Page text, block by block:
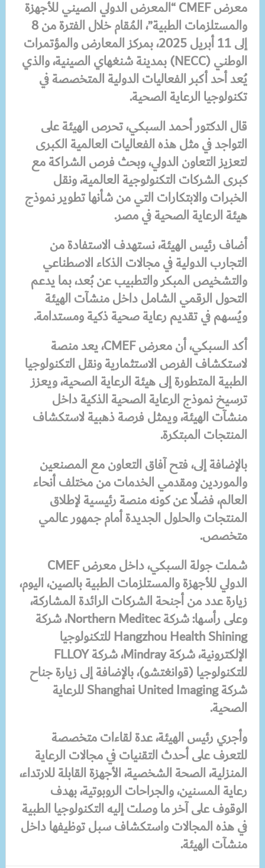
معرض CMEF “المعرض الدولي الصيني للأجهزة
والمستلزمات الطبية”، المُقام خلال الفترة من 8
إلى 11 أبريل 2025، بمركز المعارض والمؤتمرات
الوطني (NECC) بمدينة شنغهاي الصينية، والذي
يُعد أحد أكبر الفعاليات الدولية المتخصصة في
تكنولوجيا الرعاية الصحية.
قال الدكتور أحمد السبكي، تحرص الهيئة على
التواجد في مثل هذه الفعاليات العالمية الكبرى
لتعزيز التعاون الدولي، وبحث فرص الشراكة مع
كبرى الشركات التكنولوجية العالمية، ونقل
الخبرات والابتكارات التي من شأنها تطوير نموذج
هيئة الرعاية الصحية في مصر.
أضاف رئيس الهيئة، نستهدف الاستفادة من
التجارب الدولية في مجالات الذكاء الاصطناعي
والتشخيص المبكر والتطبيب عن بُعد، بما يدعم
التحول الرقمي الشامل داخل منشآت الهيئة
ويُسهم في تقديم رعاية صحية ذكية ومستدامة.
أكد السبكي، أن معرض CMEF، يعد منصة
لاستكشاف الفرص الاستثمارية ونقل التكنولوجيا
الطبية المتطورة إلى هيئة الرعاية الصحية، ويعزز
ترسيخ نموذج الرعاية الصحية الذكية داخل
منشآت الهيئة، ويمثل فرصة ذهبية لاستكشاف
المنتجات المبتكرة.
بالإضافة إلى، فتح آفاق التعاون مع المصنعين
والموردين ومقدمي الخدمات من مختلف أنحاء
العالم، فضلًا عن كونه منصة رئيسية لإطلاق
المنتجات والحلول الجديدة أمام جمهور عالمي
متخصص.
شملت جولة السبكي، داخل معرض CMEF
الدولي للأجهزة والمستلزمات الطبية بالصين، اليوم،
زيارة عدد من أجنحة الشركات الرائدة المشاركة،
وعلى رأسها: شركة Northern Meditec، شركة
Hangzhou Health Shining للتكنولوجيا
الإلكترونية، شركة Mindray، شركة FLLOY
للتكنولوجيا (قوانغتشو)، بالإضافة إلى زيارة جناح
شركة Shanghai United Imaging للرعاية
الصحية.
وأجري رئيس الهيئة، عدة لقاءات متخصصة
للتعرف على أحدث التقنيات في مجالات الرعاية
المنزلية، الصحة الشخصية، الأجهزة القابلة للارتداء،
رعاية المسنين، والجراحات الروبوتية، بهدف
الوقوف على آخر ما وصلت إليه التكنولوجيا الطبية
في هذه المجالات واستكشاف سبل توظيفها داخل
منشآت الهيئة.